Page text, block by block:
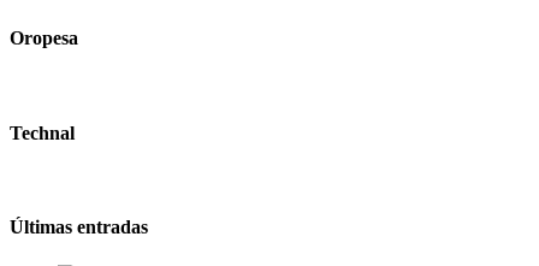
Oropesa
Technal
Últimas entradas